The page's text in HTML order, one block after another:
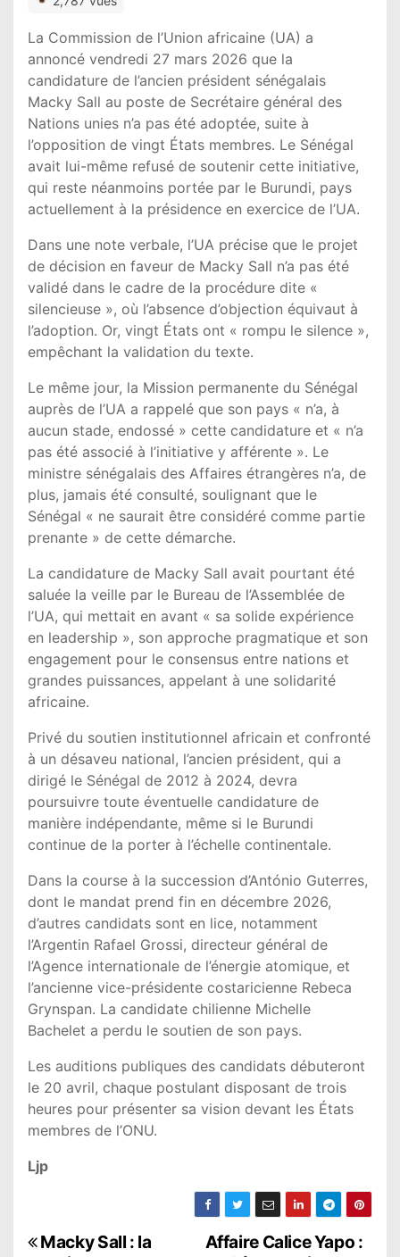
La Commission de l’Union africaine (UA) a
annoncé vendredi 27 mars 2026 que la
candidature de l’ancien président sénégalais
Macky Sall au poste de Secrétaire général des
Nations unies n’a pas été adoptée, suite à
l’opposition de vingt États membres. Le Sénégal
avait lui-même refusé de soutenir cette initiative,
qui reste néanmoins portée par le Burundi, pays
actuellement à la présidence en exercice de l’UA.
Dans une note verbale, l’UA précise que le projet
de décision en faveur de Macky Sall n’a pas été
validé dans le cadre de la procédure dite «
silencieuse », où l’absence d’objection équivaut à
l’adoption. Or, vingt États ont « rompu le silence »,
empêchant la validation du texte.
Le même jour, la Mission permanente du Sénégal
auprès de l’UA a rappelé que son pays « n’a, à
aucun stade, endossé » cette candidature et « n’a
pas été associé à l’initiative y afférente ». Le
ministre sénégalais des Affaires étrangères n’a, de
plus, jamais été consulté, soulignant que le
Sénégal « ne saurait être considéré comme partie
prenante » de cette démarche.
La candidature de Macky Sall avait pourtant été
saluée la veille par le Bureau de l’Assemblée de
l’UA, qui mettait en avant « sa solide expérience
en leadership », son approche pragmatique et son
engagement pour le consensus entre nations et
grandes puissances, appelant à une solidarité
africaine.
Privé du soutien institutionnel africain et confronté
à un désaveu national, l’ancien président, qui a
dirigé le Sénégal de 2012 à 2024, devra
poursuivre toute éventuelle candidature de
manière indépendante, même si le Burundi
continue de la porter à l’échelle continentale.
Dans la course à la succession d’António Guterres,
dont le mandat prend fin en décembre 2026,
d’autres candidats sont en lice, notamment
l’Argentin Rafael Grossi, directeur général de
l’Agence internationale de l’énergie atomique, et
l’ancienne vice-présidente costaricienne Rebeca
Grynspan. La candidate chilienne Michelle
Bachelet a perdu le soutien de son pays.
Les auditions publiques des candidats débuteront
le 20 avril, chaque postulant disposant de trois
heures pour présenter sa vision devant les États
membres de l’ONU.
Ljp
N
Affaire Calice Yapo :
Macky Sall : la